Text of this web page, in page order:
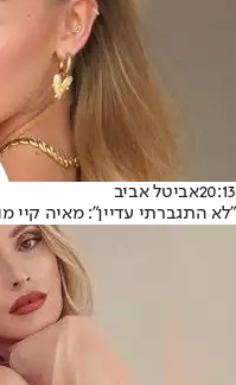
20:13אביטל אביב
"לא התגברתי עדיין": מאיה קיי